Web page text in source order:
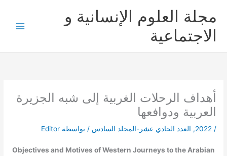
المحتوى
مجلة العلوم الإنسانية و
الاجتماعية
أهداف الرحلات الغربية إلى شبه الجزيرة
العربية ودوافعها
/
2022
, العدد الحادي عشر-المجلد السادس / بواسطة Editor
Objectives and Motives of Western Journeys to the Arabian